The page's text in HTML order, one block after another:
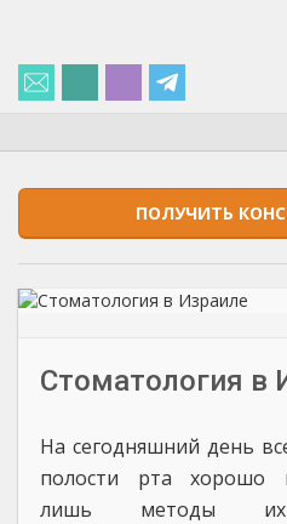
ПОЛУЧИТЬ
Стоматология в
На сегодняшний день
полости рта хорошо
лишь методы